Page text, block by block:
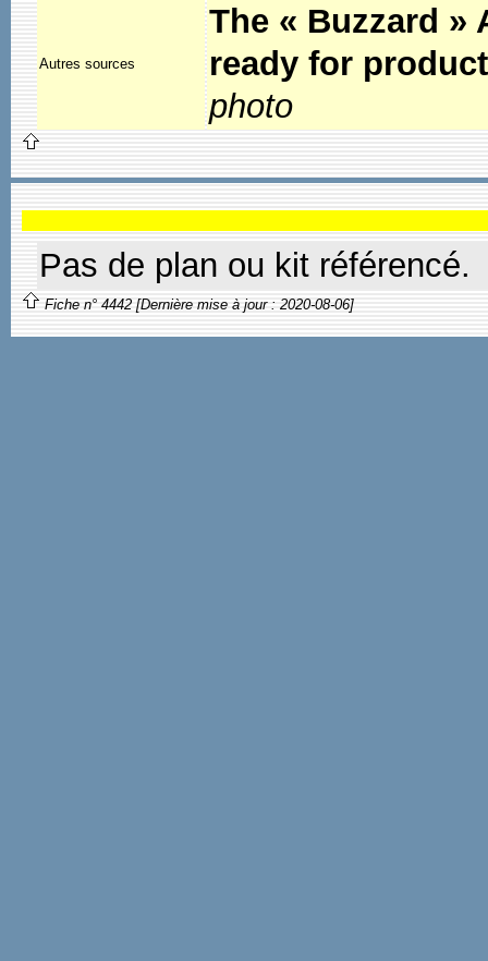
Autres sources
The « Buzzard »
ready for
photo
Pas de plan ou kit référencé.
Fiche n° 4442 [Dernière mise à jour : 2020-08-06]